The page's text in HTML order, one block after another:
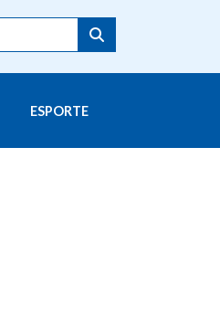
ESPORTE